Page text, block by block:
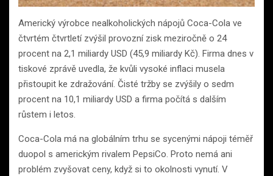
Americký výrobce nealkoholických nápojů Coca-Cola ve
čtvrtém čtvrtletí zvýšil provozní zisk meziročně o 24
procent na 2,1 miliardy USD (45,9 miliardy Kč). Firma dnes v
tiskové zprávě uvedla, že kvůli vysoké inflaci musela
přistoupit ke zdražování. Čisté tržby se zvýšily o sedm
procent na 10,1 miliardy USD a firma počítá s dalším
růstem i letos.
Coca-Cola má na globálním trhu se sycenými nápoji téměř
duopol s americkým rivalem PepsiCo. Proto nemá ani
problém zvyšovat ceny, když si to okolnosti vynutí. V